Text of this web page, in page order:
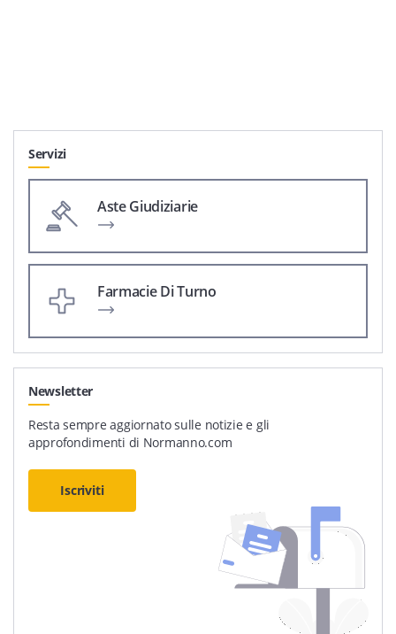
Servizi
Aste Giudiziarie
Farmacie Di Turno
Newsletter
Resta sempre aggiornato sulle notizie e gli
approfondimenti di Normanno.com
Iscriviti